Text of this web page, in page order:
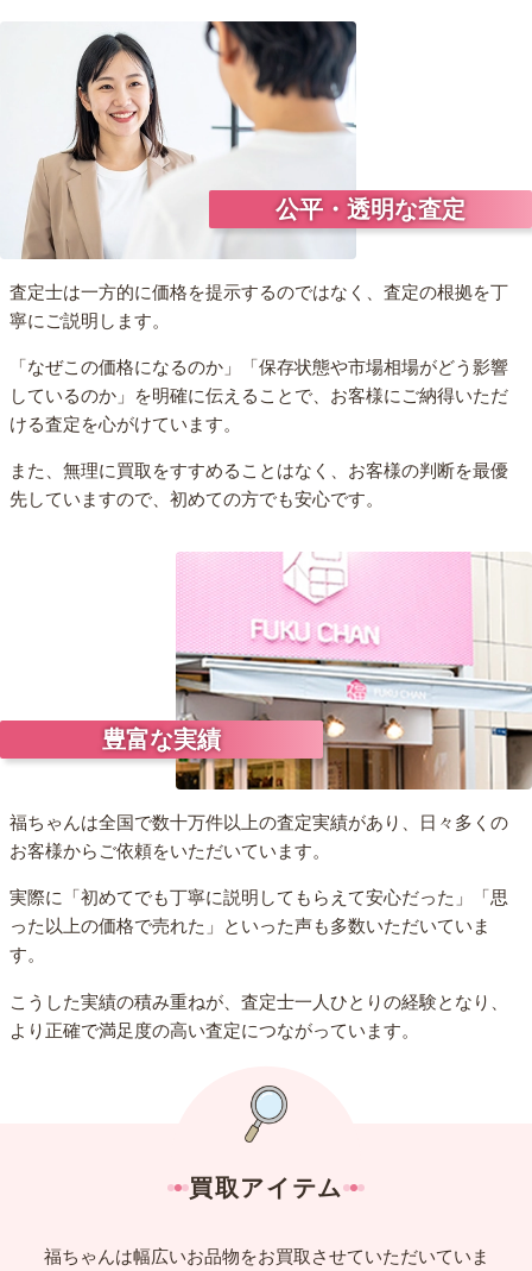
公平・透明な査定
査定士は一方的に価格を提示するのではなく、査定の根拠を丁
寧にご説明します。
「なぜこの価格になるのか」「保存状態や市場相場がどう影響
しているのか」を明確に伝えることで、お客様にご納得いただ
ける査定を心がけています。
また、無理に買取をすすめることはなく、お客様の判断を最優
先していますので、初めての方でも安心です。
豊富な実績
福ちゃんは全国で数十万件以上の査定実績があり、日々多くの
お客様からご依頼をいただいています。
実際に「初めてでも丁寧に説明してもらえて安心だった」「思
った以上の価格で売れた」といった声も多数いただいていま
す。
こうした実績の積み重ねが、査定士一人ひとりの経験となり、
より正確で満足度の高い査定につながっています。
買取アイテム
福ちゃんは幅広いお品物をお買取させていただいていま